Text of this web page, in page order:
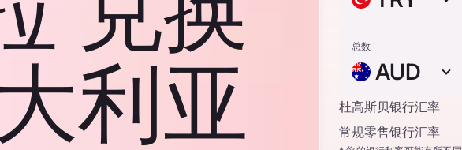
利亚
总数
AUD
杜高斯贝银行汇率
常规零售银行汇率